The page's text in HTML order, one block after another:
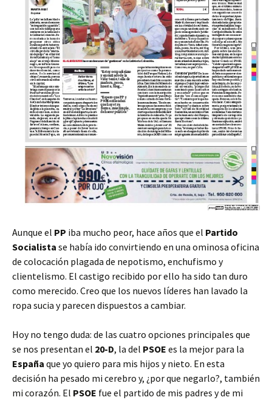
Aunque el PP iba mucho peor, hace años que el Partido
Socialista se había ido convirtiendo en una ominosa oficina
de colocación plagada de nepotismo, enchufismo y
clientelismo. El castigo recibido por ello ha sido tan duro
como merecido. Creo que los nuevos líderes han lavado la
ropa sucia y parecen dispuestos a cambiar.
Hoy no tengo duda: de las cuatro opciones principales que
se nos presentan el 20-D, la del PSOE es la mejor para la
España que yo quiero para mis hijos y nieto. En esta
decisión ha pesado mi cerebro y, ¿por que negarlo?, también
mi corazón. El PSOE fue el partido de mis padres y de mi